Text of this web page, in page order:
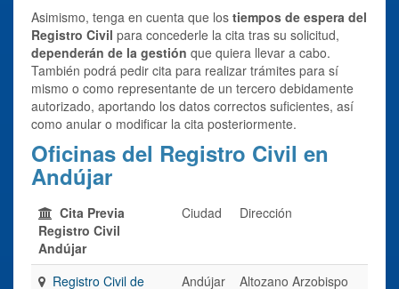
Asimismo, tenga en cuenta que los tiempos de espera del
Registro Civil para concederle la cita tras su solicitud,
dependerán de la gestión que quiera llevar a cabo.
También podrá pedir cita para realizar trámites para sí
mismo o como representante de un tercero debidamente
autorizado, aportando los datos correctos suficientes, así
como anular o modificar la cita posteriormente.
Oficinas del Registro Civil en
Andújar
Cita Previa
Registro Civil
Andújar
Ciudad Dirección
Registro Civil de
Andújar
Altozano Arzobispo